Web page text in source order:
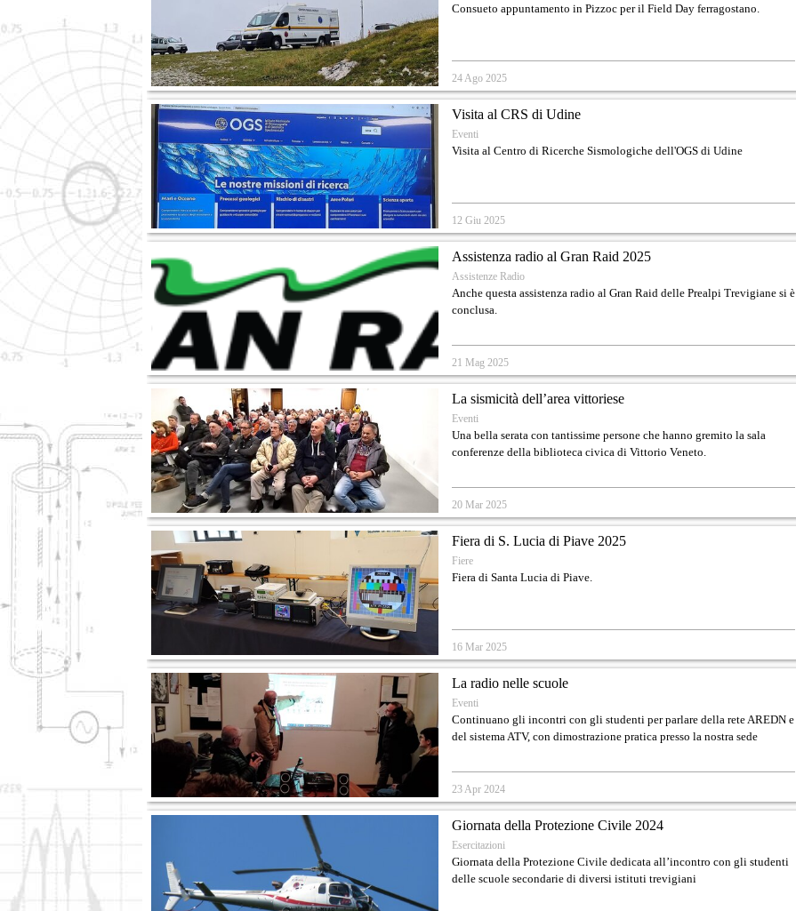
Consueto appuntamento in Pizzoc per il Field Day ferragostano.
24 Ago 2025
Visita al CRS di Udine
Eventi
Visita al Centro di Ricerche Sismologiche dell'OGS di Udine
12 Giu 2025
Assistenza radio al Gran Raid 2025
Assistenze Radio
Anche questa assistenza radio al Gran Raid delle Prealpi Trevigiane si è
conclusa.
21 Mag 2025
La sismicità dell’area vittoriese
Eventi
Una bella serata con tantissime persone che hanno gremito la sala
conferenze della biblioteca civica di Vittorio Veneto.
20 Mar 2025
Fiera di S. Lucia di Piave 2025
Fiere
Fiera di Santa Lucia di Piave.
16 Mar 2025
La radio nelle scuole
Eventi
Continuano gli incontri con gli studenti per parlare della rete AREDN e
del sistema ATV, con dimostrazione pratica presso la nostra sede
23 Apr 2024
Giornata della Protezione Civile 2024
Esercitazioni
Giornata della Protezione Civile dedicata all’incontro con gli studenti
delle scuole secondarie di diversi istituti trevigiani